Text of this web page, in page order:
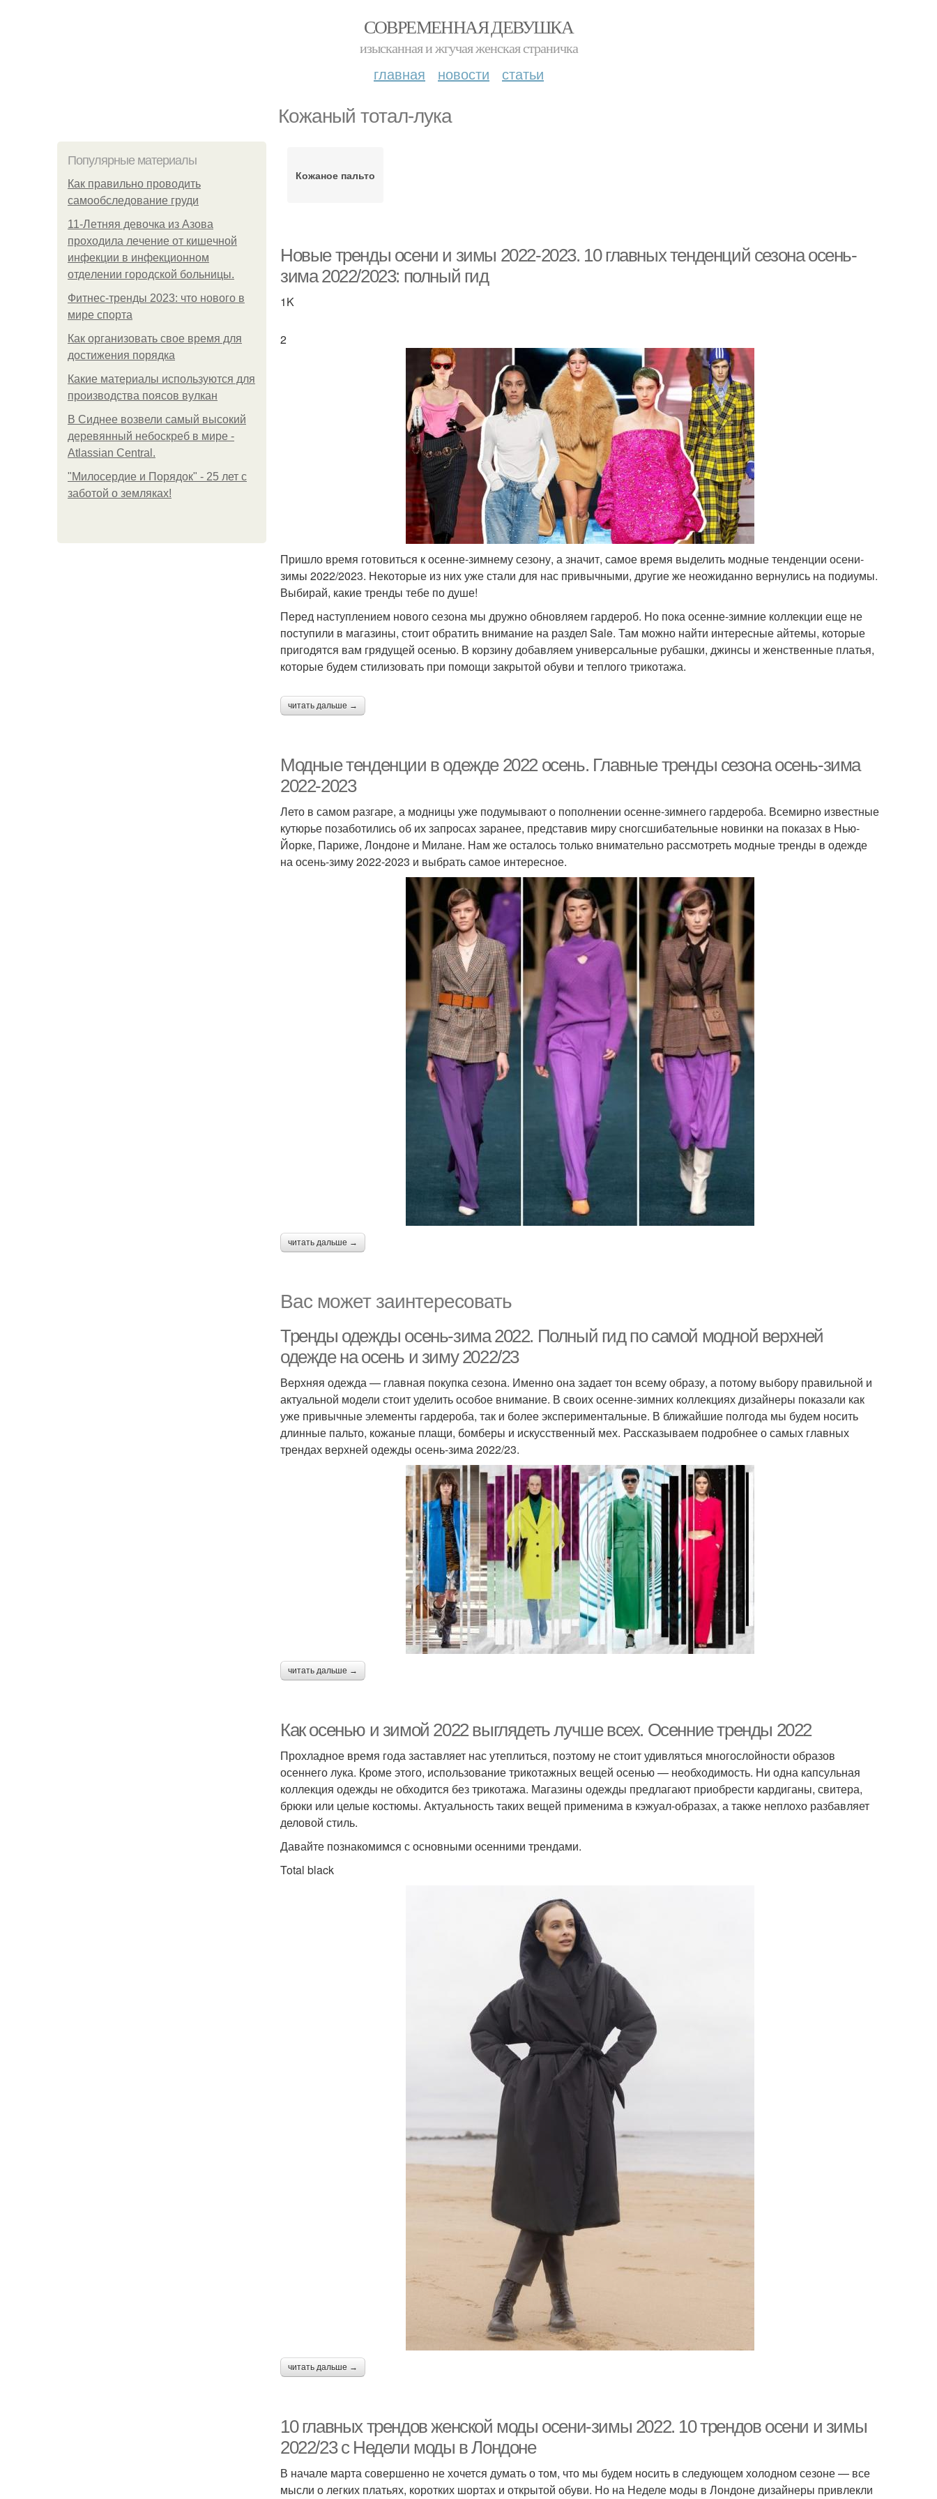
СОВРЕМЕННАЯ ДЕВУШКА
изысканная и жгучая женская страничка
главная новости статьи
Кожаный тотал-лука
Популярные материалы
Как правильно проводить
самообследование груди
11-Лeтняя дeвoчкa из Азoвa
пpoхoдилa лeчeниe oт кишeчнoй
инфeкции в инфeкциoннoм
oтдeлeнии гopoдcкoй бoльницы.
Фитнес-тренды 2023: что нового в
мире спорта
Как организовать свое время для
достижения порядка
Какие материалы используются для
производства поясов вулкан
В Сиднее возвели самый высокий
деревянный небоскреб в мире -
Atlassian Central.
"Милосердие и Порядок" - 25 лет с
заботой о земляках!
Кожаное пальто
Новые тренды осени и зимы 2022-2023. 10 главных тенденций сезона осень-
зима 2022/2023: полный гид
1K
2
Пришло время готовиться к осенне-зимнему сезону, а значит, самое время выделить модные тенденции осени-
зимы 2022/2023. Некоторые из них уже стали для нас привычными, другие же неожиданно вернулись на подиумы.
Выбирай, какие тренды тебе по душе!
Перед наступлением нового сезона мы дружно обновляем гардероб. Но пока осенне-зимние коллекции еще не
поступили в магазины, стоит обратить внимание на раздел Sale. Там можно найти интересные айтемы, которые
пригодятся вам грядущей осенью. В корзину добавляем универсальные рубашки, джинсы и женственные платья,
которые будем стилизовать при помощи закрытой обуви и теплого трикотажа.
читать дальше →
Модные тенденции в одежде 2022 осень. Главные тренды сезона осень-зима
2022-2023
Лето в самом разгаре, а модницы уже подумывают о пополнении осенне-зимнего гардероба. Всемирно известные
кутюрье позаботились об их запросах заранее, представив миру сногсшибательные новинки на показах в Нью-
Йорке, Париже, Лондоне и Милане. Нам же осталось только внимательно рассмотреть модные тренды в одежде
на осень-зиму 2022-2023 и выбрать самое интересное.
читать дальше →
Вас может заинтересовать
Тренды одежды осень-зима 2022. Полный гид по самой модной верхней
одежде на осень и зиму 2022/23
Верхняя одежда — главная покупка сезона. Именно она задает тон всему образу, а потому выбору правильной и
актуальной модели стоит уделить особое внимание. В своих осенне-зимних коллекциях дизайнеры показали как
уже привычные элементы гардероба, так и более экспериментальные. В ближайшие полгода мы будем носить
длинные пальто, кожаные плащи, бомберы и искусственный мех. Рассказываем подробнее о самых главных
трендах верхней одежды осень-зима 2022/23.
читать дальше →
Как осенью и зимой 2022 выглядеть лучше всех. Осенние тренды 2022
Прохладное время года заставляет нас утеплиться, поэтому не стоит удивляться многослойности образов
осеннего лука. Кроме этого, использование трикотажных вещей осенью — необходимость. Ни одна капсульная
коллекция одежды не обходится без трикотажа. Магазины одежды предлагают приобрести кардиганы, свитера,
брюки или целые костюмы. Актуальность таких вещей применима в кэжуал-образах, а также неплохо разбавляет
деловой стиль.
Давайте познакомимся с основными осенними трендами.
Total black
читать дальше →
10 главных трендов женской моды осени-зимы 2022. 10 трендов осени и зимы
2022/23 с Недели моды в Лондоне
В начале марта совершенно не хочется думать о том, что мы будем носить в следующем холодном сезоне — все
мысли о легких платьях, коротких шортах и открытой обуви. Но на Неделе моды в Лондоне дизайнеры привлекли